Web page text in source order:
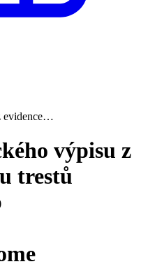
evidence…
výpisu z
trestů